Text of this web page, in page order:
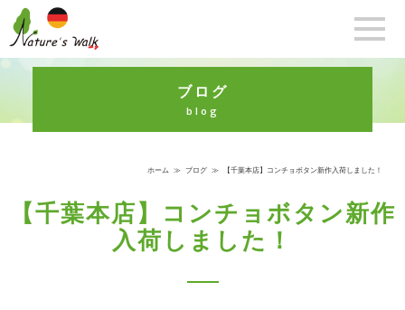
ブログ
blog
ホーム ≫ ブログ ≫ 【千葉本店】コンチョボタン新作入荷しました！
【千葉本店】コンチョボタン新作
入荷しました！